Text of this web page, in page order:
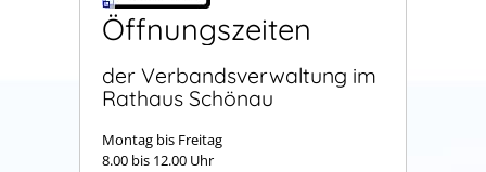
Öffnungszeiten
der Verbandsverwaltung im
Rathaus Schönau
Montag bis Freitag
8.00 bis 12.00 Uhr